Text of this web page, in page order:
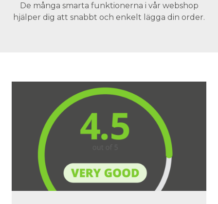
De många smarta funktionerna i vår webshop
hjälper dig att snabbt och enkelt lägga din order.